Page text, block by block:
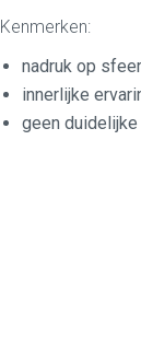
Kenmerken:
nadruk op
innerlijke
geen duidelijke